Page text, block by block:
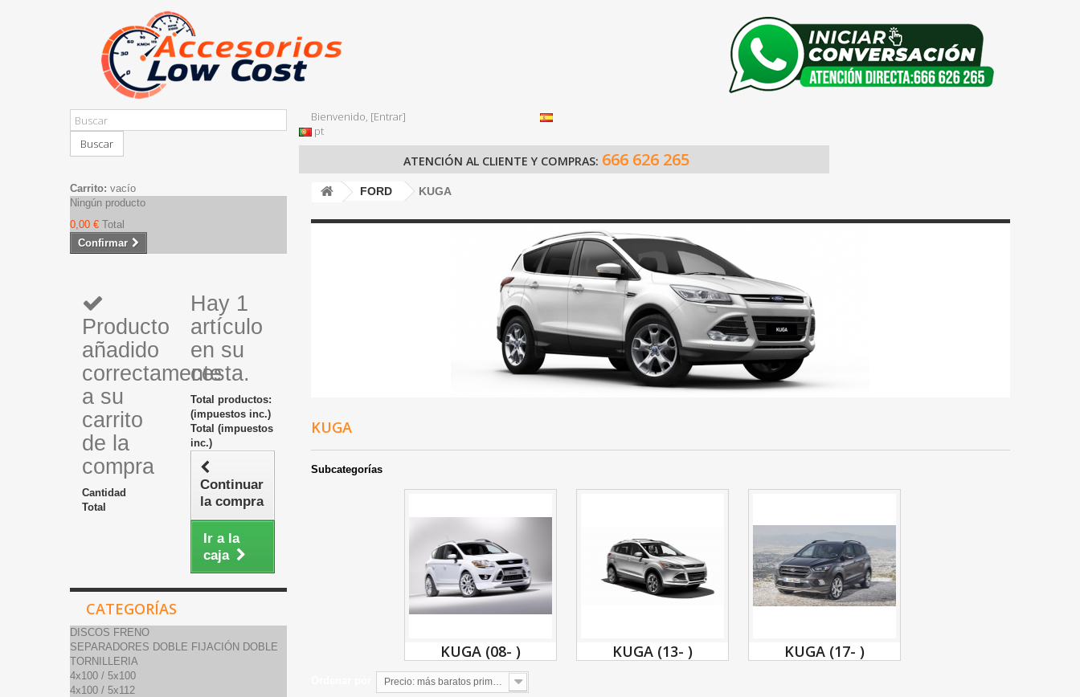
Buscar
Bienvenido, [Entrar]
pt
ATENCIÓN AL CLIENTE Y COMPRAS: 666 626 265
Carrito: vacío
Ningún producto
0,00 € Total
Confirmar
Producto
añadido
correctamente
a su
carrito
de la
compra
Cantidad
Total
Hay 1
artículo
en su
cesta.
Total productos:
(impuestos inc.)
Total (impuestos
inc.)
Continuar
la compra
Ir a la
caja
CATEGORÍAS
DISCOS FRENO
SEPARADORES DOBLE FIJACIÓN DOBLE
TORNILLERIA
4x100 / 5x100
4x100 / 5x112
FORD KUGA
KUGA
Subcategorías
KUGA (08- ) KUGA (13- ) KUGA (17- )
Precio: más baratos primero